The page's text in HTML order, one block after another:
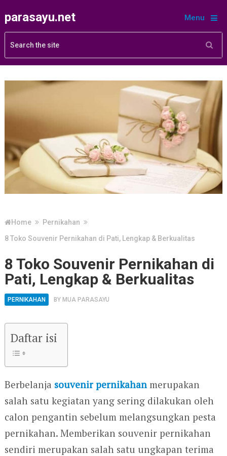
parasayu.net Menu
Home
Pernikahan
8 Toko Souvenir Pernikahan di Pati, Lengkap & Berkualitas
8 Toko Souvenir Pernikahan di
Pati, Lengkap & Berkualitas
PERNIKAHAN BY MUA PARASAYU
Daftar isi
Berbelanja souvenir pernikahanmerupakan
salah satu kegiatan yang sering dilakukan oleh
calon pengantin sebelum melangsungkan pesta
pernikahan. Memberikan souvenir pernikahan
sendiri merupakan salah satu ungkapan terima